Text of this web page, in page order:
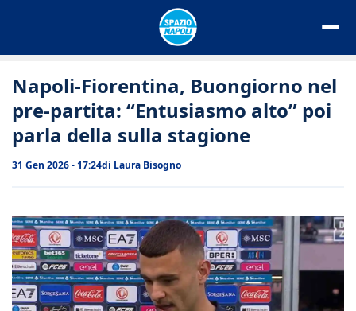
Napoli-Fiorentina, Buongiorno nel
pre-partita: “Entusiasmo alto” poi
parla della sulla stagione
31 Gen 2026 - 17:24di Laura Bisogno